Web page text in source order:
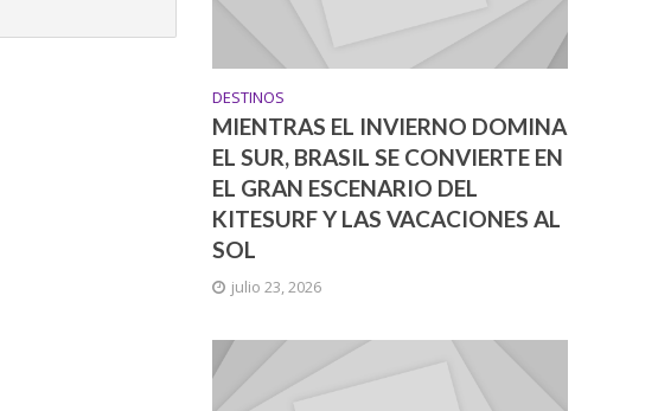
DESTINOS
MIENTRAS EL INVIERNO DOMINA
EL SUR, BRASIL SE CONVIERTE EN
EL GRAN ESCENARIO DEL
KITESURF Y LAS VACACIONES AL
SOL
julio 23, 2026